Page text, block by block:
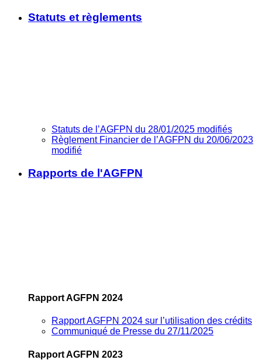
Statuts et règlements
Statuts de l’AGFPN du 28/01/2025 modifiés
Règlement Financier de l’AGFPN du 20/06/2023
modifié
Rapports de l'AGFPN
Rapport AGFPN 2024
Rapport AGFPN 2024 sur l’utilisation des crédits
Communiqué de Presse du 27/11/2025
Rapport AGFPN 2023